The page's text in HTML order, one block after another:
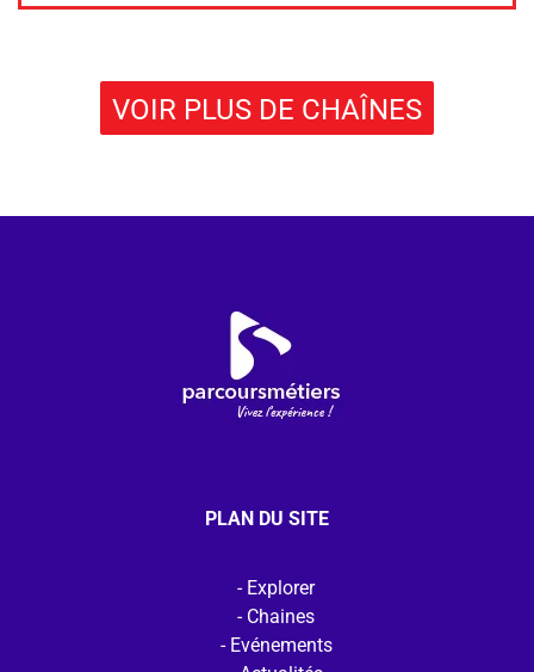
VOIR PLUS DE CHAÎNES
PLAN DU SITE
Explorer
Chaines
Evénements